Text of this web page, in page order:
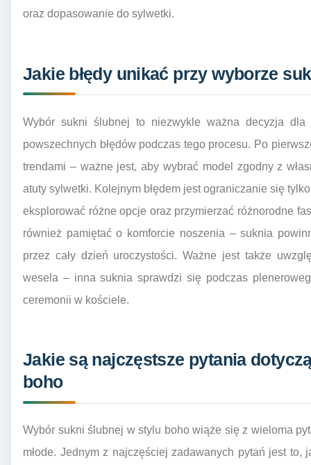
oraz dopasowanie do sylwetki.
Jakie błędy unikać przy wyborze
Wybór sukni ślubnej to niezwykle ważna decyzja
powszechnych błędów podczas tego procesu. Po
trendami – ważne jest, aby wybrać model zgodny z
atuty sylwetki. Kolejnym błędem jest ograniczanie się
eksplorować różne opcje oraz przymierzać różnorodne
również pamiętać o komforcie noszenia – suknia
przez cały dzień uroczystości. Ważne jest także
wesela – inna suknia sprawdzi się podczas
ceremonii w kościele.
Jakie są najczęstsze pytania
boho
Wybór sukni ślubnej w stylu boho wiąże się z wieloma
młode. Jednym z najczęściej zadawanych pytań jest to,